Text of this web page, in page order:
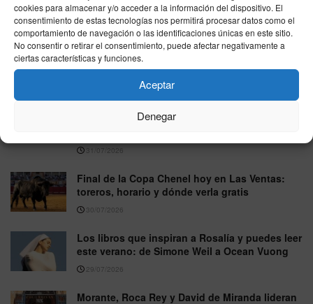
cookies para almacenar y/o acceder a la información del dispositivo. El
consentimiento de estas tecnologías nos permitirá procesar datos como el
comportamiento de navegación o las identificaciones únicas en este sitio.
No consentir o retirar el consentimiento, puede afectar negativamente a
ciertas características y funciones.
Aceptar
Denegar
Feria de la Albahaca de Huesca 2026: fechas,
carteles y entradas para ver a Roca Rey,
Talavante y Emilio de Justo
Morante de la Puebla sufre una herida de
consideración en la mano y condiciona sus
31/07/2026
Final de la Copa Chenel hoy en Las Ventas:
toreros, horario y dónde verla gratis
30/07/2026
Los libros que inspiran a Rosalía y puedes leer
este verano: de Simone Weil a Ocean Vuong
29/07/2026
Morante, Roca Rey y David de Miranda lideran